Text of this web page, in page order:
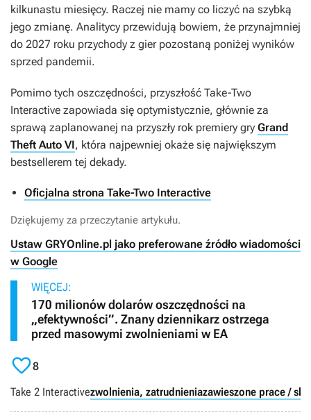
kilkunastu miesięcy. Raczej nie mamy co liczyć na szybką
jego zmianę. Analitycy przewidują bowiem, że przynajmniej
do 2027 roku przychody z gier pozostaną poniżej wyników
sprzed pandemii.
Pomimo tych oszczędności, przyszłość Take-Two
Interactive zapowiada się optymistycznie, głównie za
sprawą zaplanowanej na przyszły rok premiery gry Grand
Theft Auto VI, która najpewniej okaże się największym
bestsellerem tej dekady.
Oficjalna strona Take-Two Interactive
Dziękujemy za przeczytanie artykułu.
Ustaw GRYOnline.pl jako preferowane źródło wiadomości
w Google
WIĘCEJ:
170 milionów dolarów oszczędności na
„efektywności”. Znany dziennikarz ostrzega
przed masowymi zwolnieniami w EA
8
Take 2 Interactivezwolnienia, zatrudnieniazawieszone prace /